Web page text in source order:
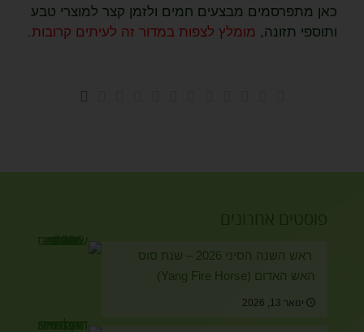
כאן מתפרסמים מבצעים חמים ולזמן קצר למוצרי טבע
ותוספי תזונה, מומלץ לצפות במדור זה לעיתים קרובות.
ראש השנה הסיני 2026 – שנת סוס
האש האדום (Yang Fire Horse)
ינואר 13, 2026